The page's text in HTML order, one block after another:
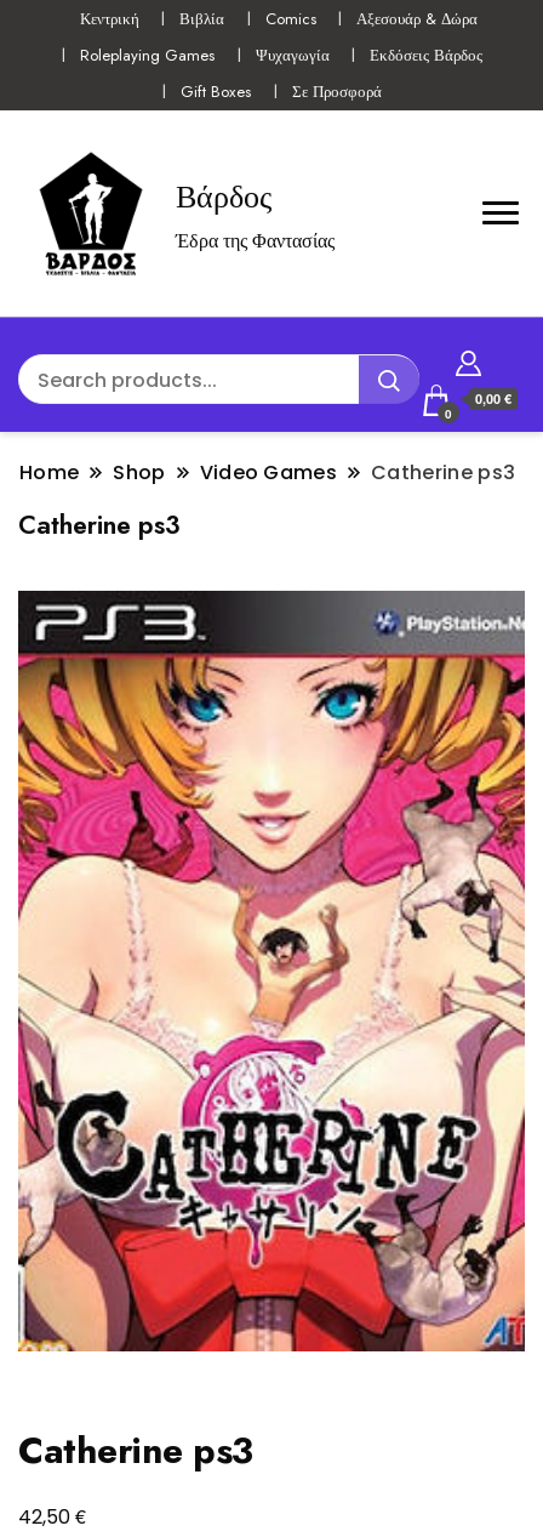
Κεντρική Βιβλία Comics
Αξεσουάρ & Δώρα
Roleplaying Games
Ψυχαγωγία
Εκδόσεις Βάρδος
Gift Boxes
Σε Προσφορά
Βάρδος
Έδρα της Φαντασίας
0
0,00 €
Home Shop Video Games Catherine ps3
Catherine ps3
Catherine ps3
42,50€